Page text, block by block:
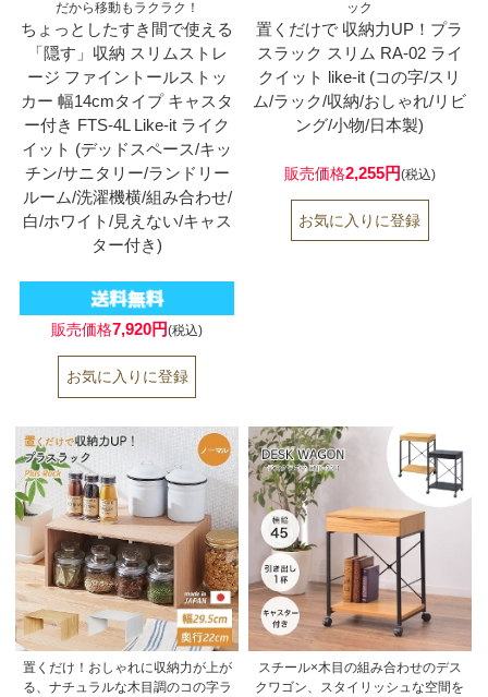
だから移動もラクラク！
ちょっとしたすき間で使える
「隠す」収納 スリムストレ
ージ ファイントールストッ
カー 幅14cmタイプ キャスタ
ー付き FTS-4L Like-it ライク
イット (デッドスペース/キッ
チン/サニタリー/ランドリー
ルーム/洗濯機横/組み合わせ/
白/ホワイト/見えない/キャス
ター付き)
販売価格7,920円(税込)
ック
置くだけで 収納力UP！プラ
スラック スリム RA-02 ライ
クイット like-it (コの字/スリ
ム/ラック/収納/おしゃれ/リビ
ング/小物/日本製)
販売価格2,255円(税込)
置くだけ！おしゃれに収納力が上が
る、ナチュラルな木目調のコの字ラ
スチール×木目の組み合わせのデス
クワゴン、スタイリッシュな空間を